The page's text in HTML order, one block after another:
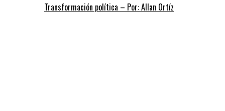
Transformación política – Por: Allan Ortíz